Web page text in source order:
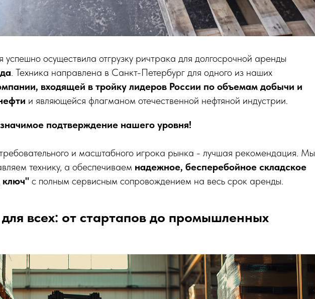
осуществила отгрузку ричтрака для долгосрочной аренды
. Техника направлена в Санкт-Петербург для одного из наших
входящей в тройку лидеров России по объемам добычи и
и являющейся флагманом отечественной нефтяной индустрии.
подтверждение нашего уровня!
и масштабного игрока рынка - лучшая рекомендация. Мы
технику, а обеспечиваем надежное, бесперебойное складское
с полным сервисным сопровождением на весь срок аренды.
всех: от стартапов до промышленных